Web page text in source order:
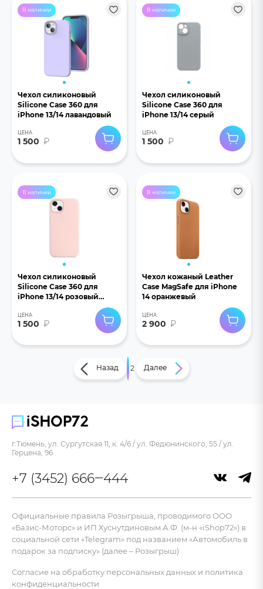
В наличии
Чехол силиконовый
Silicone Case 360 для
iPhone 13/14 лавандовый
ЦЕНА
1 500 ₽
В наличии
Чехол силиконовый
Silicone Case 360 для
iPhone 13/14 серый
ЦЕНА
1 500 ₽
В наличии
Чехол силиконовый
Silicone Case 360 для
iPhone 13/14 розовый
ЦЕНА
1 500 ₽
В наличии
Чехол кожаный Leather
Case MagSafe для iPhone
14 оранжевый
ЦЕНА
2 900 ₽
Назад 12 Далее
+7 (3452) 666‒444
г.Тюмень, ул. Сургутская 11, к. 4/6 / ул. Федюнинского, 55 / ул.
Герцена, 96
Согласие на обработку персональных данных и политика
конфиденциальности
Официальные правила Розыгрыша, проводимого ООО
«Базис-Моторс» и ИП Хуснутдиновым А.Ф. (м-н «iShop72») в
социальной сети «Telegram» под названием «Автомобиль в
подарок за подписку» (далее – Розыгрыш)